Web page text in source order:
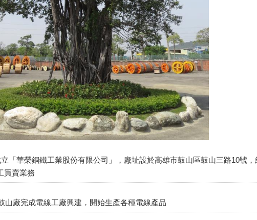
「華榮銅鐵工業股份有限公司」，廠址設於高雄市鼓山區鼓山三路10號，
買賣業務
山廠完成電線工廠興建，開始生產各種電線產品